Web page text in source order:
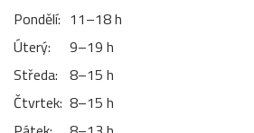
Pondělí: 11–⁠18 h
Úterý:
9–⁠19 h
Středa: 8–⁠15 h
Čtvrtek: 8–⁠15 h